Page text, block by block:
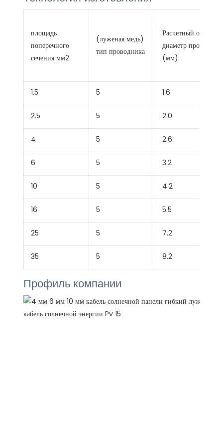
площадь
поперечного
сечения мм2
(луженая медь)
тип проводника
Расчетный общий
диаметр
(мм)
1.5 5 1.6
2.5 5 2.0
4 5 2.6
6 5 3.2
10 5 4.2
16 5 5.5
25 5 7.2
35 5 8.2
Профиль компании